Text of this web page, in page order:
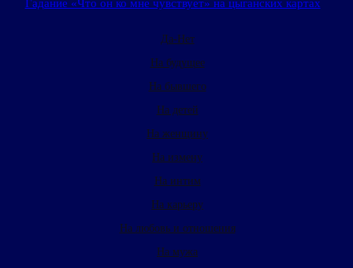
Гадание «Что он ко мне чувствует» на цыганских картах
Да-Нет
На будущее
На бывшего
На детей
На женщину
На измену
На интим
На карьеру
На любовь и отношения
На мужа